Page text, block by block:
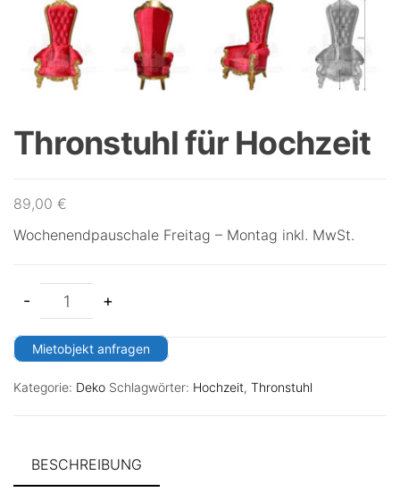
Thronstuhl für Hochzeit
89,00 €
Wochenendpauschale Freitag – Montag inkl. MwSt.
- +
Mietobjekt anfragen
Kategorie: Deko Schlagwörter: Hochzeit, Thronstuhl
BESCHREIBUNG